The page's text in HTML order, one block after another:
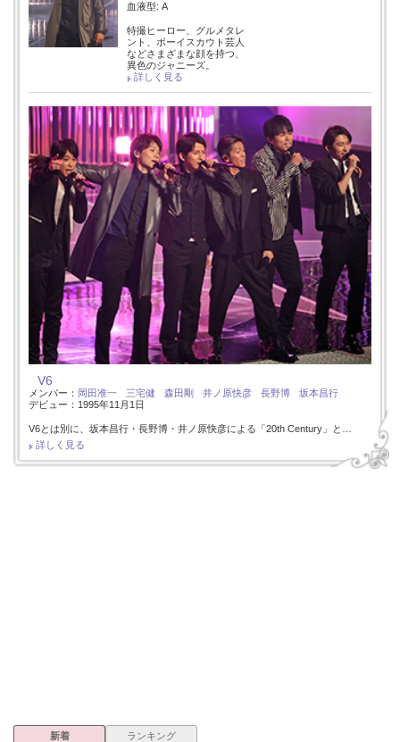
血液型: A
特撮ヒーロー、グルメタレ
ント、ボーイスカウト芸人
などさまざまな顔を持つ、
異色のジャニーズ。
詳しく見る
V6
メンバー： 岡田准一 三宅健 森田剛 井ノ原快彦 長野博
坂本昌行
デビュー：1995年11月1日
V6とは別に、坂本昌行・長野博・井ノ原快彦による「20th Century」と…
詳しく見る
新着 ランキング